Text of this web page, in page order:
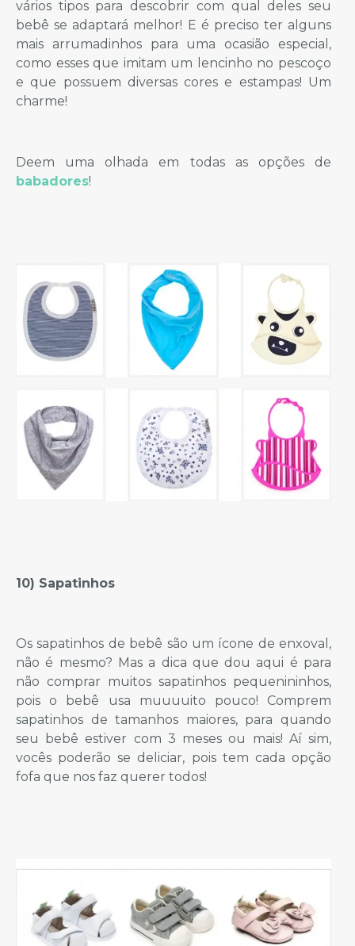
vários tipos para descobrir com qual deles seu
bebê se adaptará melhor! E é preciso ter alguns
mais arrumadinhos para uma ocasião especial,
como esses que imitam um lencinho no pescoço
e que possuem diversas cores e estampas! Um
charme!
Deem uma olhada em todas as opções de
babadores!
10) Sapatinhos
Os sapatinhos de bebê são um ícone de enxoval,
não é mesmo? Mas a dica que dou aqui é para
não comprar muitos sapatinhos pequenininhos,
pois o bebê usa muuuuito pouco! Comprem
sapatinhos de tamanhos maiores, para quando
seu bebê estiver com 3 meses ou mais! Aí sim,
vocês poderão se deliciar, pois tem cada opção
fofa que nos faz querer todos!